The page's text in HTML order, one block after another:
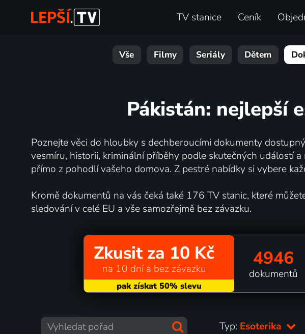
TV stanice Ceník
Vše Filmy Seriály Dětem
Pákistán: nejlepší
Poznejte věci do hloubky s dechberoucími dokumenty
vesmíru, historii, kriminální příběhy podle skutečných událostí a
přímo z pohodlí vašeho domova. Z pestré nabídky si vybere
Kromě dokumentů na vás čeká také 176 TV stanic, které
sledování v celé EU a vše samozřejmě bez závazku.
Zkusit za 10 Kč
na 10 dní a bez závazku 4946
dokumentů
Typ: Esoterika